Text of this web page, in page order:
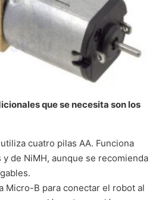
que se necesita son los
cuatro pilas AA. Funciona
y de NiMH, aunque se recomienda
Micro-B para conectar el robot al